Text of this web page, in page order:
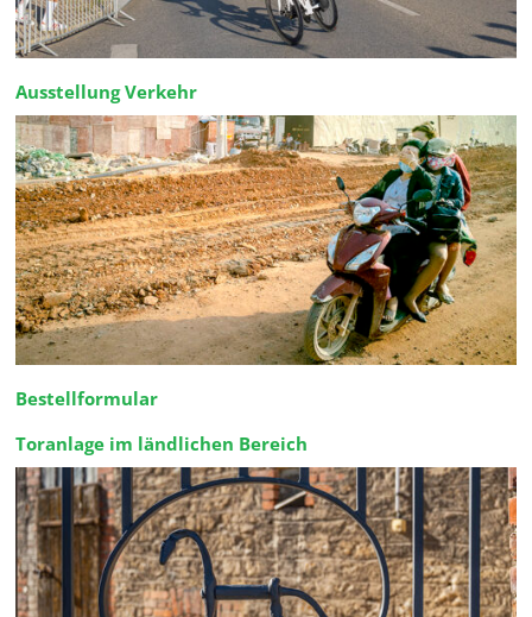
Ausstellung Verkehr
Bestellformular
Toranlage im ländlichen Bereich